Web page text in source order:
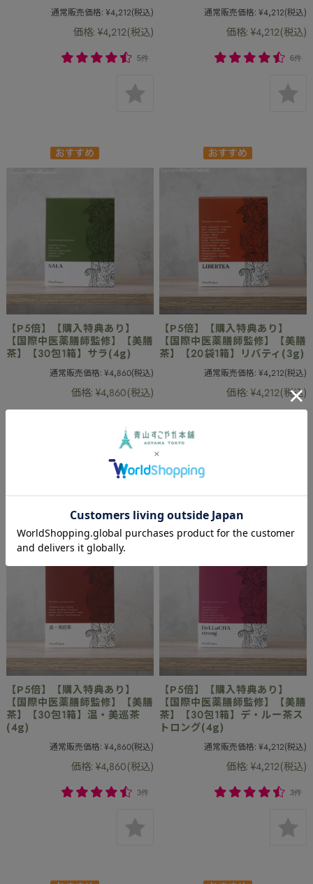
通常販売価格: ¥4,212(税込)
価格: ¥4,212(税込)
5件
通常販売価格: ¥4,212(税込)
価格: ¥4,212(税込)
6件
【P5倍】【購入特典あり】
【国際中医薬膳師監修】【美膳
茶】【30包1箱】サラ(4g)
通常販売価格: ¥4,860(税込)
価格: ¥4,860(税込)
【P5倍】【購入特典あり】
【国際中医薬膳師監修】【美膳
茶】【20袋1箱】リバティ(3g)
通常販売価格: ¥4,212(税込)
価格: ¥4,212(税込)
【P5倍】【購入特典あり】
【国際中医薬膳師監修】【美膳
茶】【30包1箱】温・美巡茶
(4g)
通常販売価格: ¥4,860(税込)
価格: ¥4,860(税込)
3件
【P5倍】【購入特典あり】
【国際中医薬膳師監修】【美膳
茶】【30包1箱】デ・ルー茶ス
トロング(4g)
通常販売価格: ¥4,212(税込)
価格: ¥4,212(税込)
3件